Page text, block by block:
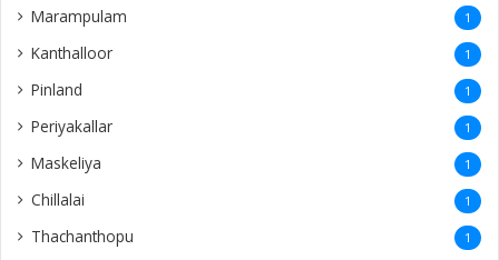
Marampulam 1
Kanthalloor 1
Pinland 1
Periyakallar 1
Maskeliya 1
Chillalai 1
Thachanthopu 1